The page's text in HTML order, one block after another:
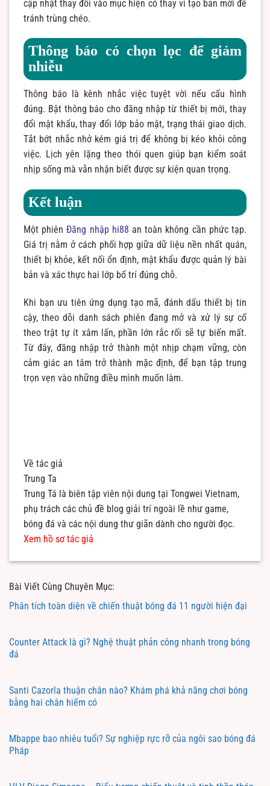
cập nhật thay đổi vào mục hiện có thay vì tạo bản mới để
tránh trùng chéo.
Thông báo có chọn lọc để giảm
nhiễu
Thông báo là kênh nhắc việc tuyệt vời nếu cấu hình
đúng. Bật thông báo cho đăng nhập từ thiết bị mới, thay
đổi mật khẩu, thay đổi lớp bảo mật, trạng thái giao dịch.
Tắt bớt nhắc nhở kém giá trị để không bị kéo khỏi công
việc. Lịch yên lặng theo thói quen giúp bạn kiểm soát
nhịp sống mà vẫn nhận biết được sự kiện quan trọng.
Kết luận
Một phiênĐăng nhập hi88 an toàn không cần phức tạp.
Giá trị nằm ở cách phối hợp giữa dữ liệu nền nhất quán,
thiết bị khỏe, kết nối ổn định, mật khẩu được quản lý bài
bản và xác thực hai lớp bố trí đúng chỗ.
Khi bạn ưu tiên ứng dụng tạo mã, đánh dấu thiết bị tin
cậy, theo dõi danh sách phiên đang mở và xử lý sự cố
theo trật tự ít xâm lấn, phần lớn rắc rối sẽ tự biến mất.
Từ đây, đăng nhập trở thành một nhịp chạm vững, còn
cảm giác an tâm trở thành mặc định, để bạn tập trung
trọn vẹn vào những điều mình muốn làm.
Về tác giả
Trung Ta
Trung Tá là biên tập viên nội dung tại Tongwei Vietnam,
phụ trách các chủ đề blog giải trí ngoài lề như game,
bóng đá và các nội dung thư giãn dành cho người đọc.
Xem hồ sơ tác giả
Bài Viết Cùng Chuyên Mục:
Phân tích toàn diện về chiến thuật bóng đá 11 người hiện đại
Counter Attack là gì? Nghệ thuật phản công nhanh trong bóng
đá
Santi Cazorla thuận chân nào? Khám phá khả năng chơi bóng
bằng hai chân hiếm có
Mbappe bao nhiêu tuổi? Sự nghiệp rực rỡ của ngôi sao bóng đá
Pháp